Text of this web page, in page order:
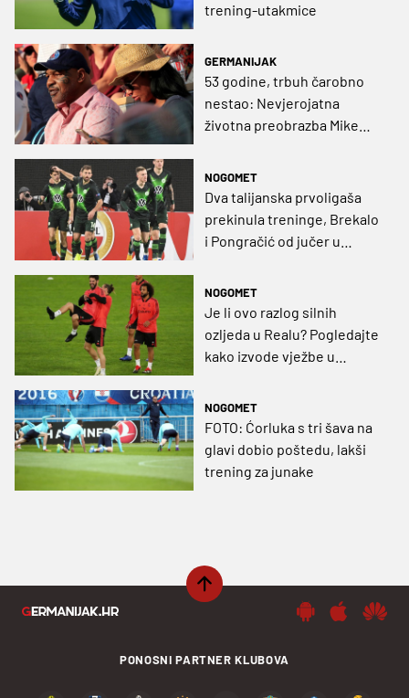
trening-utakmice
GERMANIJAK
53 godine, trbuh čarobno
nestao: Nevjerojatna
životna preobrazba Mike
NOGOMET
Dva talijanska prvoligaša
prekinula treninge, Brekalo
i Pongračić od jučer u
NOGOMET
Je li ovo razlog silnih
ozljeda u Realu? Pogledajte
kako izvode vježbe u
NOGOMET
FOTO: Ćorluka s tri šava na
glavi dobio poštedu, lakši
trening za junake
PONOSNI PARTNER KLUBOVA